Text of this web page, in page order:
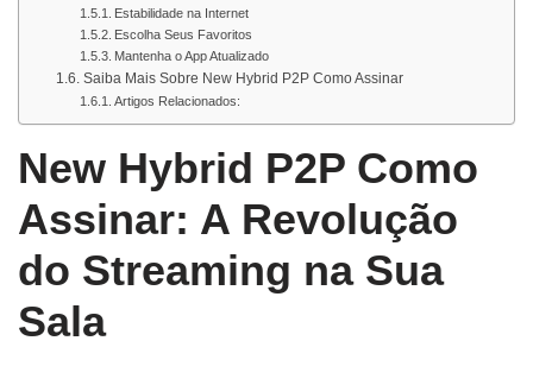
Estabilidade na Internet
Escolha Seus Favoritos
Mantenha o App Atualizado
Saiba Mais Sobre New Hybrid P2P Como Assinar
Artigos Relacionados:
New Hybrid P2P Como
Assinar: A Revolução
do Streaming na Sua
Sala